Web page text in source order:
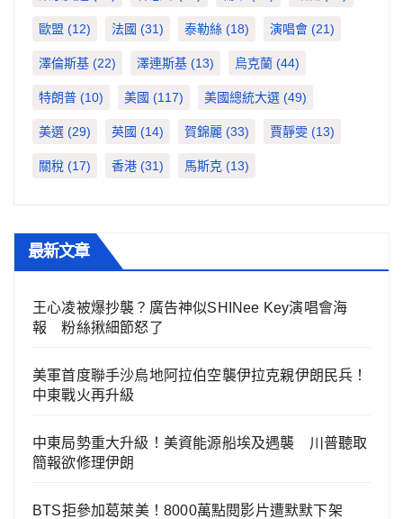
歐盟 (12) 法國 (31) 泰勒絲 (18) 演唱會 (21)
澤倫斯基 (22) 澤連斯基 (13) 烏克蘭 (44)
特朗普 (10) 美國 (117) 美國總統大選 (49)
美選 (29) 英國 (14) 賀錦麗 (33) 賈靜雯 (13)
關稅 (17) 香港 (31) 馬斯克 (13)
最新文章
王心凌被爆抄襲？廣告神似SHINee Key演唱會海
報 粉絲揪細節怒了
美軍首度聯手沙烏地阿拉伯空襲伊拉克親伊朗民兵！
中東戰火再升級
中東局勢重大升級！美資能源船埃及遇襲 川普聽取
簡報欲修理伊朗
BTS拒參加葛萊美！8000萬點閱影片遭默默下架